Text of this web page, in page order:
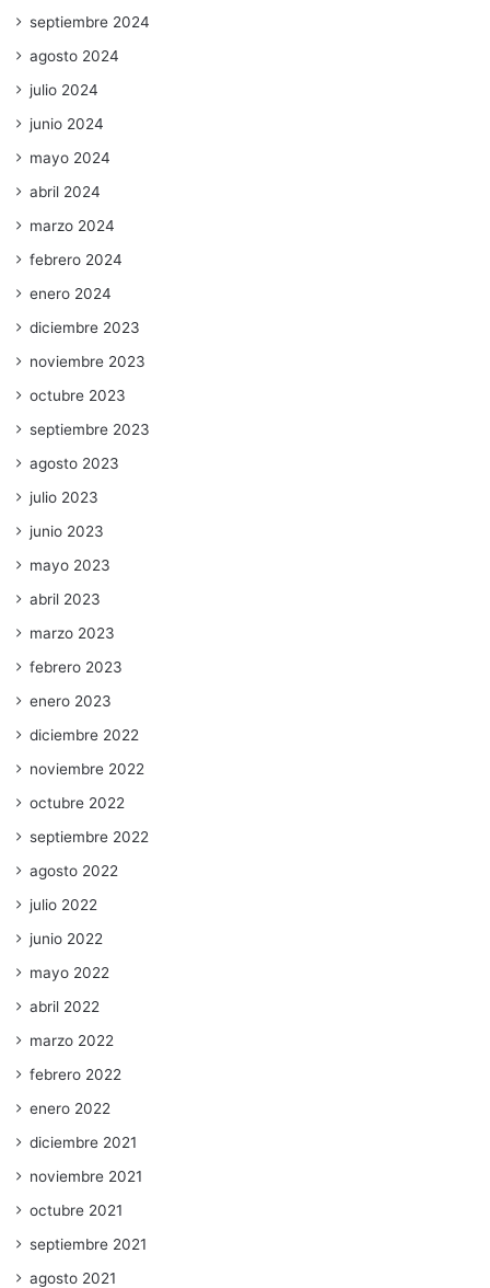
septiembre 2024
agosto 2024
julio 2024
junio 2024
mayo 2024
abril 2024
marzo 2024
febrero 2024
enero 2024
diciembre 2023
noviembre 2023
octubre 2023
septiembre 2023
agosto 2023
julio 2023
junio 2023
mayo 2023
abril 2023
marzo 2023
febrero 2023
enero 2023
diciembre 2022
noviembre 2022
octubre 2022
septiembre 2022
agosto 2022
julio 2022
junio 2022
mayo 2022
abril 2022
marzo 2022
febrero 2022
enero 2022
diciembre 2021
noviembre 2021
octubre 2021
septiembre 2021
agosto 2021